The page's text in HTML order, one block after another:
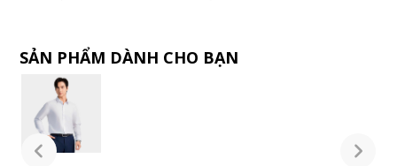
SẢN PHẨM DÀNH CHO BẠN